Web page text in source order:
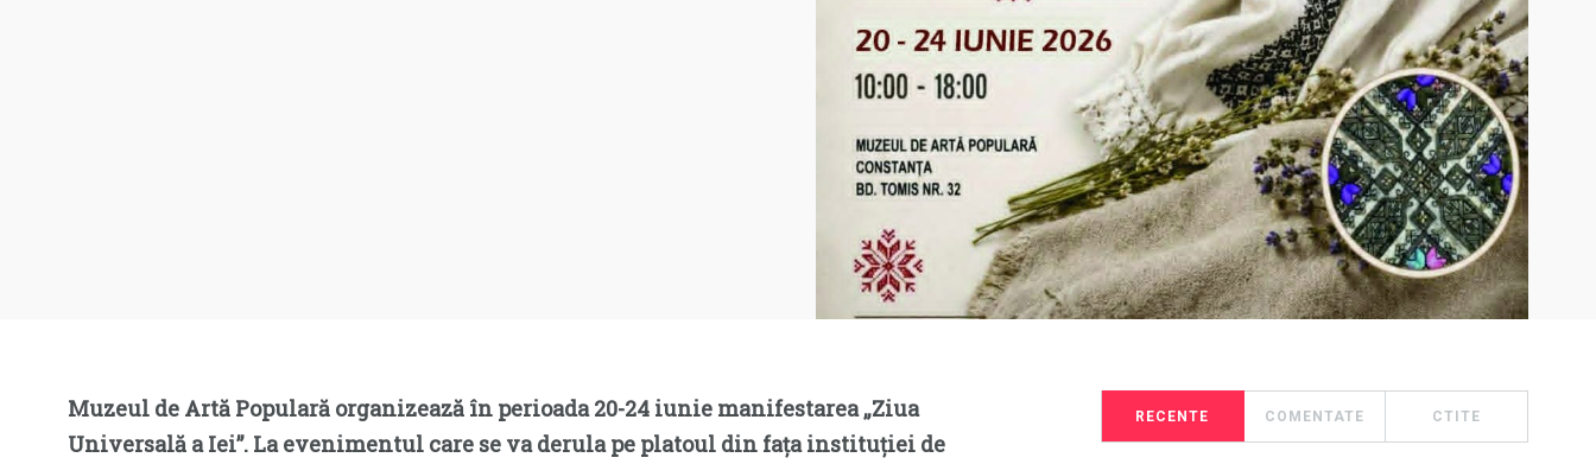
Muzeul de Artă Populară organizează în perioada 20-24 iunie manifestarea „Ziua
Universală a Iei”. La evenimentul care se va derula pe platoul din fața instituției de
RECENTE COMENTATE CTITE